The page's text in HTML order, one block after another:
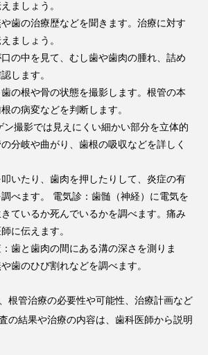
ましょう。
歯の治療歴などを聞きます。治療に対す
ましょう。
の中を見て、むし歯や歯肉の腫れ、詰め
します。
の根や骨の状態を撮影します。根管の本
の病変などを判断します。
ン撮影では見えにくい細かい部分を立体的
分岐や曲がり、歯根の吸収などを詳しく
いたり、歯肉を押したりして、炎症の有
べます。 電気診：歯髄（神経）に電気を
ているか死んでいるかを調べます。痛み
に伝えます。
歯と歯肉の間にある溝の深さを測りま
歯のひび割れなどを調べます。
根管治療の必要性や可能性、治療計画など
の結果や治療の内容は、歯科医師から説明